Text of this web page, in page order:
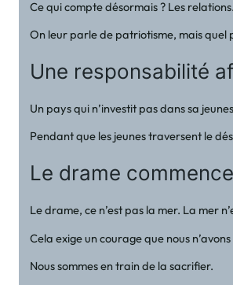
Ce qui compte désormais ? Les
On leur parle de patriotisme, mais quel
Une responsabilité
Un pays qui n’investit pas dans sa
Pendant que les jeunes traversent le
Le drame
Le drame, ce n’est pas la mer. La mer
Cela exige un courage que nous
Nous sommes en train de la sacrifier.